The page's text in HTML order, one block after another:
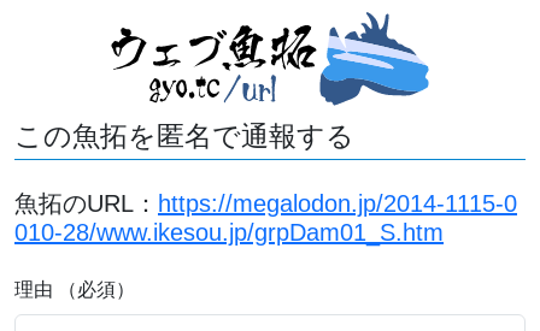
この魚拓を匿名で通報する
魚拓のURL： https://megalodon.jp/2014-1115-0
010-28/www.ikesou.jp/grpDam01_S.htm
理由 （必須）